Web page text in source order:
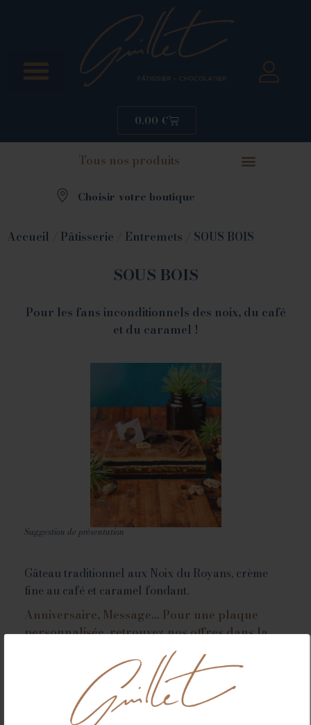
0.00 €
Tous nos produits
Choisir votre boutique
Accueil Pâtisserie Entremets / SOUS BOIS
SOUS BOIS
Pour les fans inconditionnels des noix, du café
et du caramel !
Suggestion de présentation
Gâteau traditionnel aux Noix du Royans, crème
fine au café et caramel fondant.
Anniversaire, Message… Pour une plaque
personnalisée, retrouvez nos offres dans la